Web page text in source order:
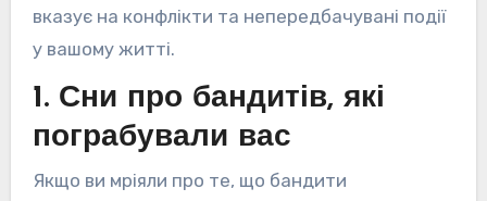
вказує на конфлікти та непередбачувані події
у вашому житті.
1. Сни про бандитів, які
пограбували вас
Якщо ви мріяли про те, що бандити